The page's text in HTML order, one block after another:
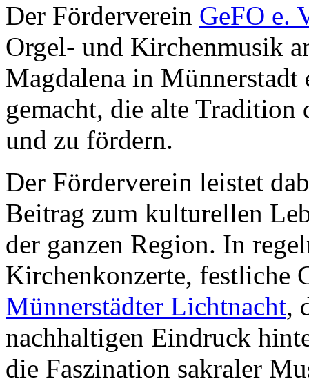
Der Förderverein GeFO e.
Orgel- und Kirchenmusik
Magdalena in Münnerstadt
gemacht, die alte
und zu fördern.
Der Förderverein leistet
Beitrag zum kulturellen
der ganzen Region. In
Kirchenkonzerte, festliche
Münnerstädter Lichtnacht,
nachhaltigen Eindruck
die Faszination sakraler